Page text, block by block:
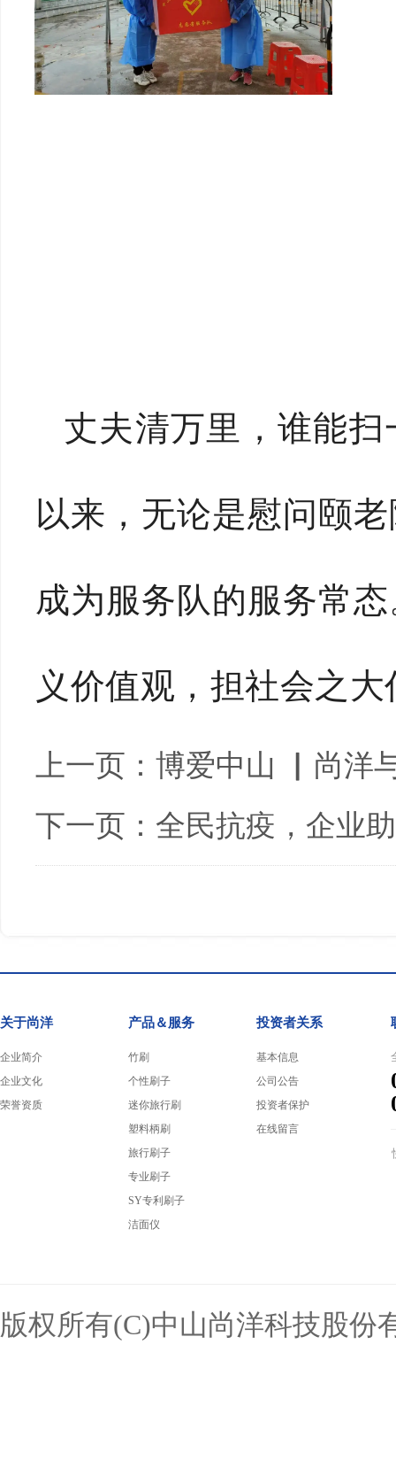
丈夫清万里，谁能
以来，无论是慰问颐
成为服务队的服务常
义价值观，担社会之
上一页： 博爱中山 ▏尚洋
下一页： 全民抗疫，企业
关于尚洋
企业简介
企业文化
荣誉资质
产品＆服务
竹刷
个性刷子
迷你旅行刷
塑料柄刷
旅行刷子
专业刷子
SY专利刷子
洁面仪
投资者关系
基本信息
公司公告
投资者保护
在线留言
版权所有(C)中山尚洋科技股